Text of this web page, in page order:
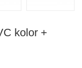
kolor +